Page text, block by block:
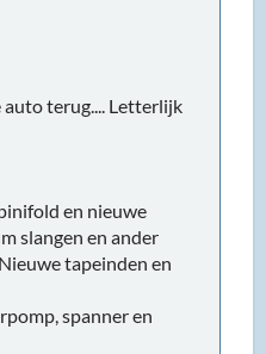
auto terug.... Letterlijk
en nieuwe
slangen en ander
tapeinden en
spanner en